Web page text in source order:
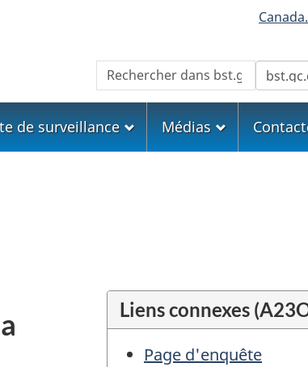
Rechercher
de surveillance Médias
Liens connexes
Page d'enquête